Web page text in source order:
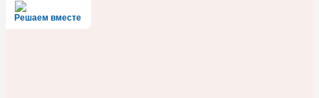
Решаем вместе